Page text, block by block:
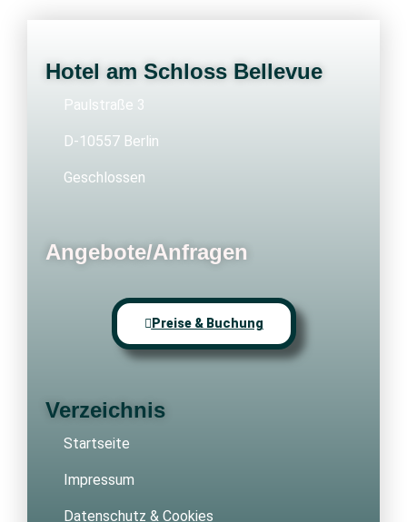
Hotel am Schloss Bellevue
Paulstraße 3
D-10557 Berlin
Geschlossen
Angebote/Anfragen
Preise & Buchung
Verzeichnis
Startseite
Impressum
Datenschutz & Cookies